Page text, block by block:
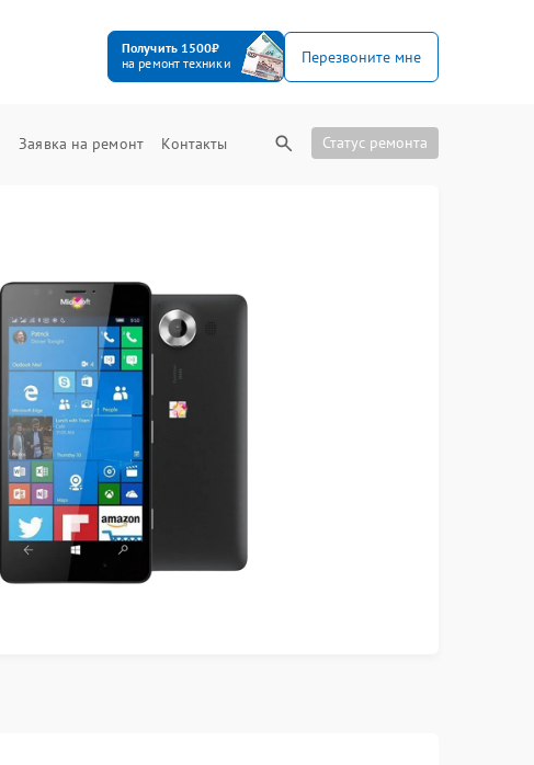
Получить 1500₽
на ремонт техники
Перезвоните мне
Заявка на ремонт Контакты Статус ремонта